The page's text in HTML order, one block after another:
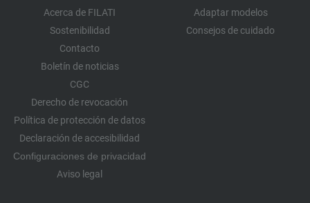
Acerca de FILATI
Sostenibilidad
Contacto
Boletín de noticias
CGC
Derecho de revocación
Política de protección de datos
Declaración de accesibilidad
Configuraciones de privacidad
Aviso legal
Adaptar modelos
Consejos de cuidado